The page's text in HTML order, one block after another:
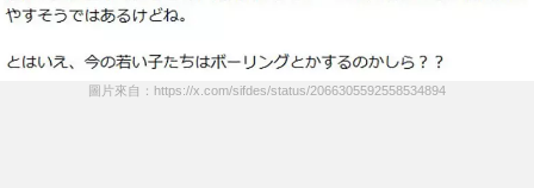
圖片來自：https://x.com/sifdes/status/2066305592558534894